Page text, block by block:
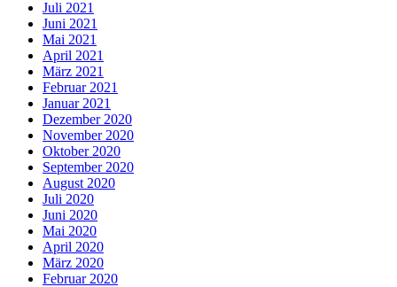
Juli 2021
Juni 2021
Mai 2021
April 2021
März 2021
Februar 2021
Januar 2021
Dezember 2020
November 2020
Oktober 2020
September 2020
August 2020
Juli 2020
Juni 2020
Mai 2020
April 2020
März 2020
Februar 2020